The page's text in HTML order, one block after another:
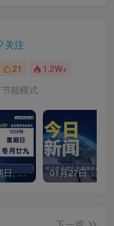
关注
21 1.2W+
能模式
12月29日，星期日, 每天60秒读懂全世界！